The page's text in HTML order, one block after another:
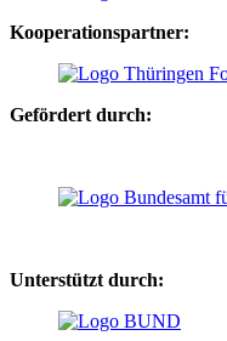
Kooperationspartner:
Gefördert durch:
Unterstützt durch: